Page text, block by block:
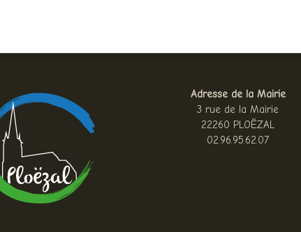
Adresse de la Mairie
3 rue de la Mairie
22260 PLOËZAL
02.96.95.62.07